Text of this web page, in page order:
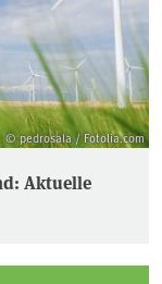
© pedrosala / Fotolia.com
Aktuelle